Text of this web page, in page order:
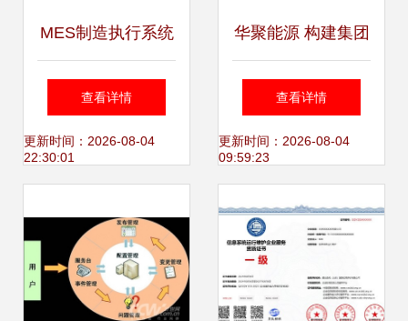
MES制造执行系统
与企业信息系统运
维 效率提升的双引
查看详情
更新时间：2026-08-04
22:30:01
华聚能源 构建集团
化信息一体化多维
度高效生产管控模
实践
查看详情
更新时间：2026-08-04
09:59:23